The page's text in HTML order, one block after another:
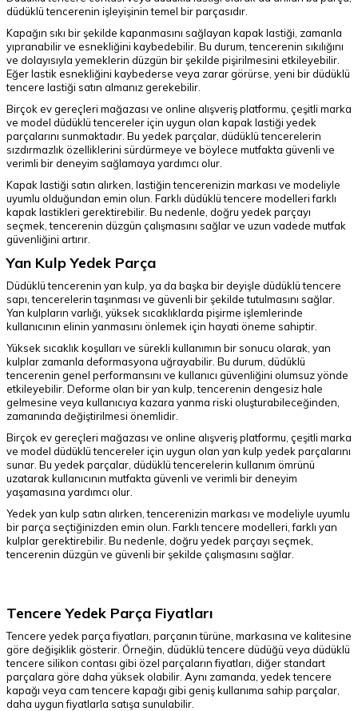
düdüklü tencerenin işleyişinin temel bir parçasıdır.
Kapağın sıkı bir şekilde kapanmasını sağlayan kapak lastiği, zamanla
yıpranabilir ve esnekliğini kaybedebilir. Bu durum, tencerenin sıkılığını
ve dolayısıyla yemeklerin düzgün bir şekilde pişirilmesini etkileyebilir.
Eğer lastik esnekliğini kaybederse veya zarar görürse, yeni bir düdüklü
tencere lastiği satın almanız gerekebilir.
Birçok ev gereçleri mağazası ve online alışveriş platformu, çeşitli marka
ve model düdüklü tencereler için uygun olan kapak lastiği yedek
parçalarını sunmaktadır. Bu yedek parçalar, düdüklü tencerelerin
sızdırmazlık özelliklerini sürdürmeye ve böylece mutfakta güvenli ve
verimli bir deneyim sağlamaya yardımcı olur.
Kapak lastiği satın alırken, lastiğin tencerenizin markası ve modeliyle
uyumlu olduğundan emin olun. Farklı düdüklü tencere modelleri farklı
kapak lastikleri gerektirebilir. Bu nedenle, doğru yedek parçayı
seçmek, tencerenin düzgün çalışmasını sağlar ve uzun vadede mutfak
güvenliğini artırır.
Yan Kulp Yedek Parça
Düdüklü tencerenin yan kulp, ya da başka bir deyişle düdüklü tencere
sapı, tencerelerin taşınması ve güvenli bir şekilde tutulmasını sağlar.
Yan kulpların varlığı, yüksek sıcaklıklarda pişirme işlemlerinde
kullanıcının elinin yanmasını önlemek için hayati öneme sahiptir.
Yüksek sıcaklık koşulları ve sürekli kullanımın bir sonucu olarak, yan
kulplar zamanla deformasyona uğrayabilir. Bu durum, düdüklü
tencerenin genel performansını ve kullanıcı güvenliğini olumsuz yönde
etkileyebilir. Deforme olan bir yan kulp, tencerenin dengesiz hale
gelmesine veya kullanıcıya kazara yanma riski oluşturabileceğinden,
zamanında değiştirilmesi önemlidir.
Birçok ev gereçleri mağazası ve online alışveriş platformu, çeşitli marka
ve model düdüklü tencereler için uygun olan yan kulp yedek parçalarını
sunar. Bu yedek parçalar, düdüklü tencerelerin kullanım ömrünü
uzatarak kullanıcının mutfakta güvenli ve verimli bir deneyim
yaşamasına yardımcı olur.
Yedek yan kulp satın alırken, tencerenizin markası ve modeliyle uyumlu
bir parça seçtiğinizden emin olun. Farklı tencere modelleri, farklı yan
kulplar gerektirebilir. Bu nedenle, doğru yedek parçayı seçmek,
tencerenin düzgün ve güvenli bir şekilde çalışmasını sağlar.
Tencere Yedek Parça Fiyatları
Tencere yedek parça fiyatları, parçanın türüne, markasına ve kalitesine
göre değişiklik gösterir. Örneğin, düdüklü tencere düdüğü veya düdüklü
tencere silikon contası gibi özel parçaların fiyatları, diğer standart
parçalara göre daha yüksek olabilir. Aynı zamanda, yedek tencere
kapağı veya cam tencere kapağı gibi geniş kullanıma sahip parçalar,
daha uygun fiyatlarla satışa sunulabilir.